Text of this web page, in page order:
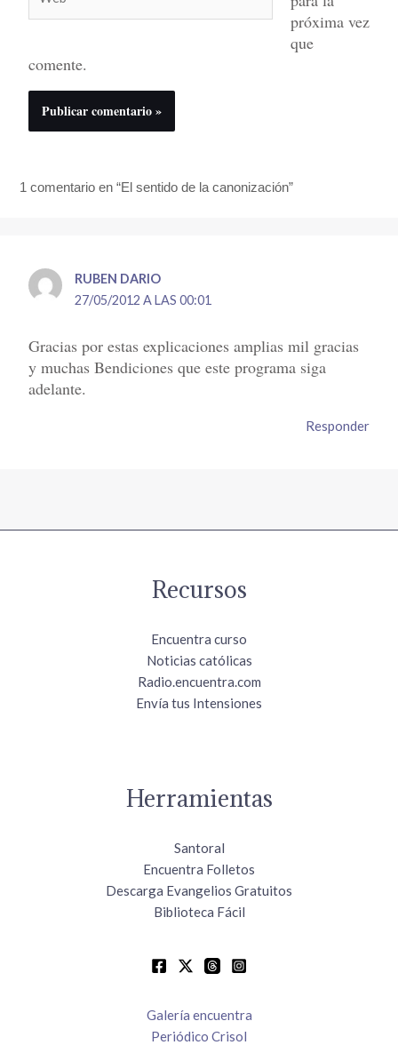
próxima vez
que
comente.
1 comentario en “El sentido de la canonización”
RUBEN DARIO
27/05/2012 A LAS 00:01
Gracias por estas explicaciones amplias mil gracias
y muchas Bendiciones que este programa siga
adelante.
Responder
Recursos
Encuentra curso
Noticias católicas
Radio.encuentra.com
Envía tus Intensiones
Herramientas
Santoral
Encuentra Folletos
Descarga Evangelios Gratuitos
Biblioteca Fácil
Galería encuentra
Periódico Crisol